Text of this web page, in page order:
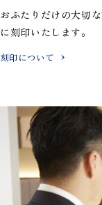
おふたりだけの大切
に刻印いたします。
刻印について